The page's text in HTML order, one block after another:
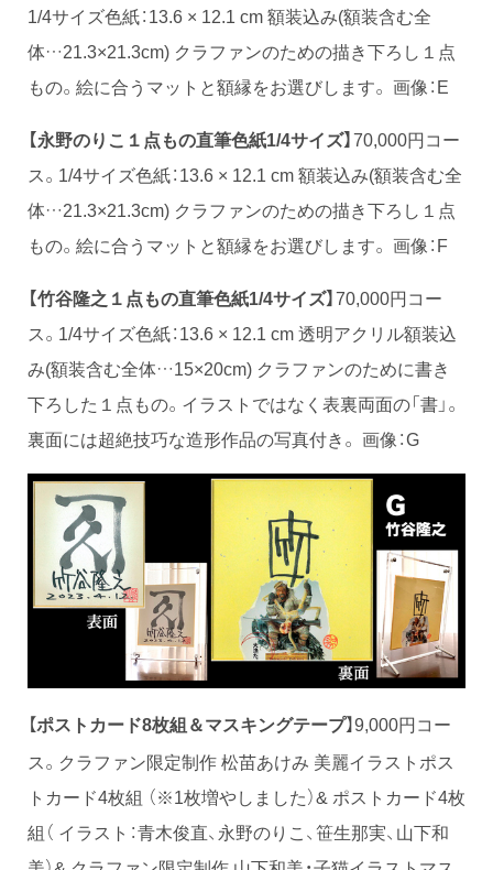
1/4サイズ色紙：13.6 × 12.1 cm 額装込み(額装含む全
体…21.3×21.3cm) クラファンのための描き下ろし１点
もの。絵に合うマットと額縁をお選びします。 画像：E
【永野のりこ１点もの直筆色紙1/4サイズ】70,000円コー
ス。1/4サイズ色紙：13.6 × 12.1 cm 額装込み(額装含む全
体…21.3×21.3cm) クラファンのための描き下ろし１点
もの。絵に合うマットと額縁をお選びします。 画像：F
【竹谷隆之１点もの直筆色紙1/4サイズ】70,000円コー
ス。1/4サイズ色紙：13.6 × 12.1 cm 透明アクリル額装込
み(額装含む全体…15×20cm) クラファンのために書き
下ろした１点もの。イラストではなく表裏両面の「書」。
裏面には超絶技巧な造形作品の写真付き。 画像：G
【ポストカード8枚組＆マスキングテープ】9,000円コー
ス。クラファン限定制作 松苗あけみ 美麗イラストポス
トカード4枚組 （※1枚増やしました）& ポストカード4枚
組（ イラスト：青木俊直、永野のりこ、笹生那実、山下和